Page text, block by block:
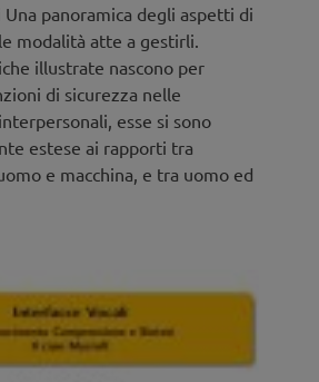
panoramica degli aspetti di
modalità atte a gestirli.
illustrate nascono per
di sicurezza nelle
esse si sono
estese ai rapporti tra
e macchina, e tra uomo ed